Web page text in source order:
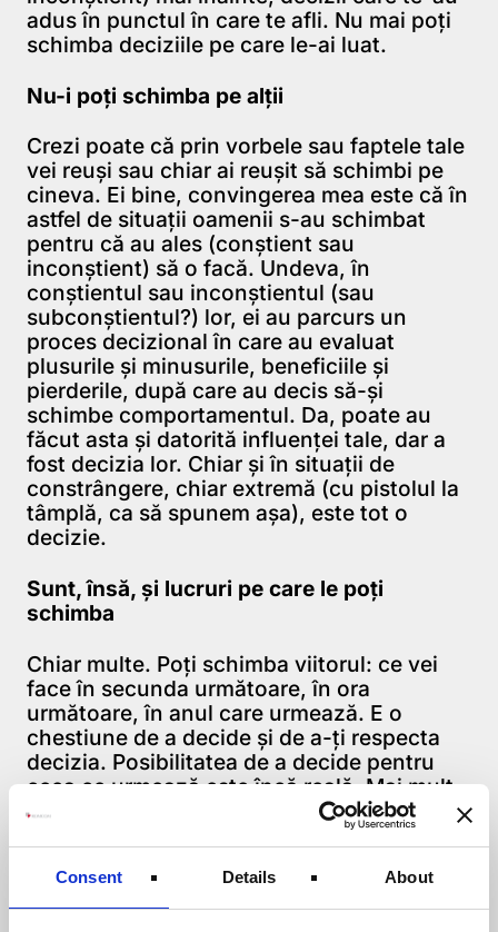
Consent Details About
adus în punctul în care te afli. Nu mai poţi
schimba deciziile pe care le-ai luat.
Nu-i poţi schimba pe alţii
Crezi poate că prin vorbele sau faptele tale
vei reuşi sau chiar ai reuşit să schimbi pe
cineva. Ei bine, convingerea mea este că în
astfel de situaţii oamenii s-au schimbat
pentru că au ales (conştient sau
inconştient) să o facă. Undeva, în
conştientul sau inconştientul (sau
subconştientul?) lor, ei au parcurs un
proces decizional în care au evaluat
plusurile şi minusurile, beneficiile şi
pierderile, după care au decis să-şi
schimbe comportamentul. Da, poate au
făcut asta şi datorită influenţei tale, dar a
fost decizia lor. Chiar şi în situaţii de
constrângere, chiar extremă (cu pistolul la
tâmplă, ca să spunem aşa), este tot o
decizie.
Sunt, însă, şi lucruri pe care le poţi
schimba
Chiar multe. Poţi schimba viitorul: ce vei
face în secunda următoare, în ora
următoare, în anul care urmează. E o
chestiune de a decide şi de a-ţi respecta
decizia. Posibilitatea de a decide pentru
ceea ce urmează este încă reală. Mai mult,
te poţi schimba pe tine: cum gândeşti, cum
vorbeşti, cum acţionezi. De multe ori,
şi pe alţii… de fapt, ca să nu mă contrazic,
ar fi mai corect să spun că alţii decid să se